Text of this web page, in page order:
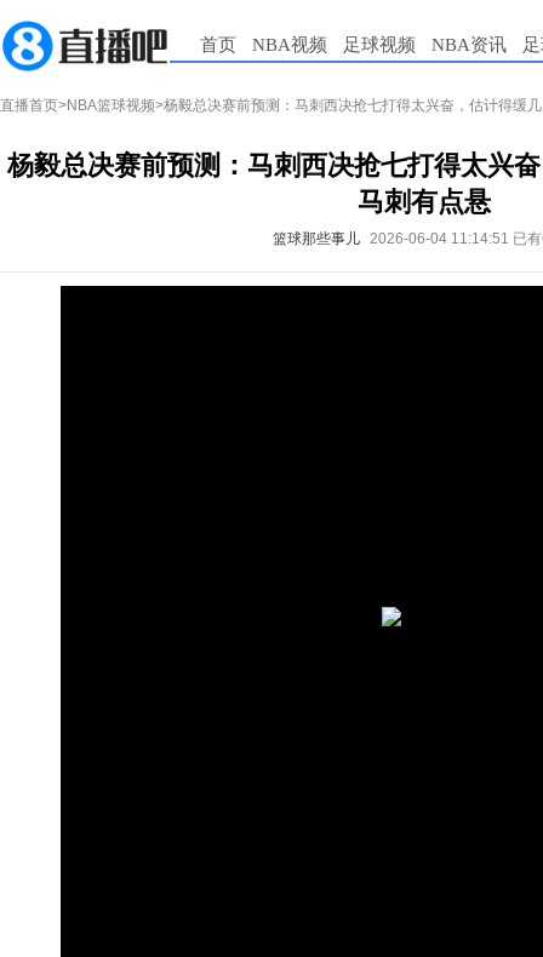
首页 NBA视频 足球视频 NBA资讯
直播首页>NBA篮球视频>杨毅总决赛前预测：马刺西决抢七打得太兴奋，估计得缓
杨毅总决赛前预测：马刺西决抢七打得太兴
马刺有点悬
篮球那些事儿 2026-06-04 11:14:51 已